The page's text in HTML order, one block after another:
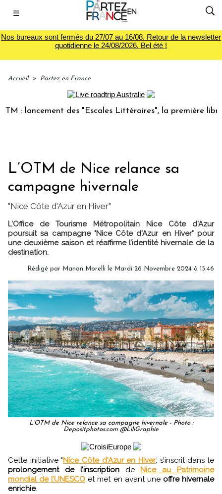
☰
Nos bureaux sont fermés du 27/07 au 16/08. Retour de la newsletter
quotidienne le 24/08/2026. Bel été !
Accueil > Partez en France
des "Escales Littéraires", la première librairie
L’OTM de Nice relance sa
campagne hivernale
"Nice Côte d'Azur en Hiver"
L'Office de Tourisme Métropolitain Nice Côte d'Azur
poursuit sa campagne "Nice Côte d'Azur en Hiver" pour
une deuxième saison et réaffirme l’identité hivernale de la
destination.
Rédigé par Manon Morelli le Mardi 26 Novembre 2024 à 15:46
L’OTM de Nice relance sa campagne hivernale - Photo :
Depositphotos.com @LiliGraphie
Cette initiative "Nice Côte d'Azur en Hiver; s’inscrit dans le
prolongement de l’inscriptionde Nice au Patrimoine
mondial de l’UNESCO et met en avant une offre hivernale
enrichie.